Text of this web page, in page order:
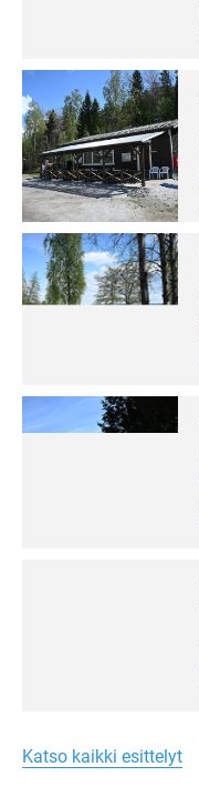
rannalla
pääsee
irti
arjesta
Lue
Leirintäoppaan
artikkeli:
Aivan
Saariston
Rengastien
portilla
äärellä
ja
Turun
liepeillä
Katso kaikki esittelyt